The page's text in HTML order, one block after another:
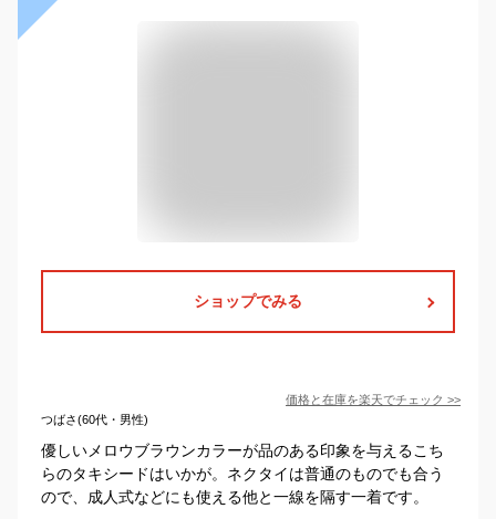
ショップでみる
価格と在庫を楽天でチェック >>
つばさ(60代・男性)
優しいメロウブラウンカラーが品のある印象を与えるこち
らのタキシードはいかが。ネクタイは普通のものでも合う
ので、成人式などにも使える他と一線を隔す一着です。